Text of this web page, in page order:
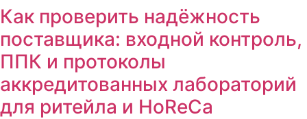
Как проверить надёжность
поставщика: входной контроль,
ППК и протоколы
аккредитованных лабораторий
для ритейла и HoReCa